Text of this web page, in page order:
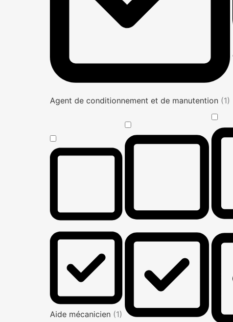
Agent de conditionnement et de manutention (1)
Aide mécanicien (1)